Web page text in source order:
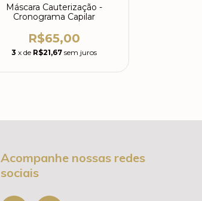
Máscara Cauterização -
Cronograma Capilar
R$65,00
3 x de R$21,67 sem juros
Acompanhe nossas redes
sociais